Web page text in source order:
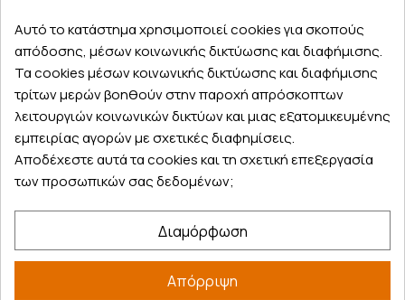
Κάντε σήμερα την παραγγελία σας και
παραλάβετε αύριο στην πόρτα σας
Εξυπηρέτηση πελατών
Λογαριασμός
Τα αγαπημένα μου
Τρόποι παραγγελίας
Τρόποι πληρωμής
Αυτό το κατάστημα χρησιμοποιεί cookies για σκοπούς
απόδοσης, μέσων κοινωνικής δικτύωσης και διαφήμισης.
Τα cookies μέσων κοινωνικής δικτύωσης και διαφήμισης
τρίτων μερών βοηθούν στην παροχή απρόσκοπτων
λειτουργιών κοινωνικών δικτύων και μιας εξατομικευμένης
εμπειρίας αγορών με σχετικές διαφημίσεις.
Αποδέχεστε αυτά τα cookies και τη σχετική επεξεργασία
των προσωπικών σας δεδομένων;
Διαμόρφωση
Απόρριψη